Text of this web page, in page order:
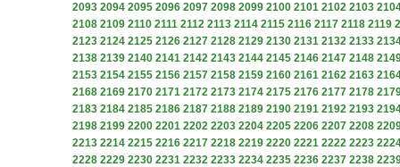
2093 2094 2095 2096 2097 2098 2099 2100 2101 2102 2103
2108 2109 2110 2111 2112 2113 2114 2115 2116 2117 2118 2119
2123 2124 2125 2126 2127 2128 2129 2130 2131 2132 2133
2138 2139 2140 2141 2142 2143 2144 2145 2146 2147 2148
2153 2154 2155 2156 2157 2158 2159 2160 2161 2162 2163
2168 2169 2170 2171 2172 2173 2174 2175 2176 2177 2178
2183 2184 2185 2186 2187 2188 2189 2190 2191 2192 2193
2198 2199 2200 2201 2202 2203 2204 2205 2206 2207 2208
2213 2214 2215 2216 2217 2218 2219 2220 2221 2222 2223
2228 2229 2230 2231 2232 2233 2234 2235 2236 2237 2238